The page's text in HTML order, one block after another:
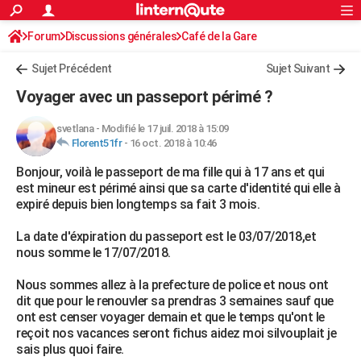
ACTUALITÉS
Politique
Société
Faits Divers
Education
Monde
Villes
+
Retraite
Impôts
Epargne
Immobilier
Risques naturels par ville
Banque
Assurance
Crédit
AUTO
Essais
Réserver un essai
Citadines
Berlines
SUV
Forum auto
+HIGH-TECH
Mobiles
Meilleur smartphone
Internet
Ordinateurs
Jeux vidéo
Guide high-tech
+
Forum
Aménagement intérieur
Extérieur
Cuisine
Salle de bains
Jardinage
Rangement
WEEK-END
Guides de France
Escapades
Patrimoine
Expositions
Musées
Week-end nature
+LIFESTYLE
Art de vivre
Bien-être
Loisirs
Mode
Modes de vie
SANTE
Alimentation
Guide de la santé
Maladies
Médicaments
Sommeil
VOYAGE
S'inscrire
Connexion
Forum Discussions générales Café de la Gare
Sujet Précédent Sujet Suivant
Voyager avec un passeport périmé ?
svetlana- Modifié le 17 juil. 2018 à 15:09
Florent51fr- 16 oct. 2018 à 10:46
Bonjour, voilà le passeport de ma fille qui à 17 ans et qui
est mineur est périmé ainsi que sa carte d'identité qui elle à
expiré depuis bien longtemps sa fait 3 mois.
La date d'éxpiration du passeport est le 03/07/2018,et
nous somme le 17/07/2018.
Nous sommes allez à la prefecture de police et nous ont
dit que pour le renouvler sa prendras 3 semaines sauf que
ont est censer voyager demain et que le temps qu'ont le
reçoit nos vacances seront fichus aidez moi silvouplait je
sais plus quoi faire.